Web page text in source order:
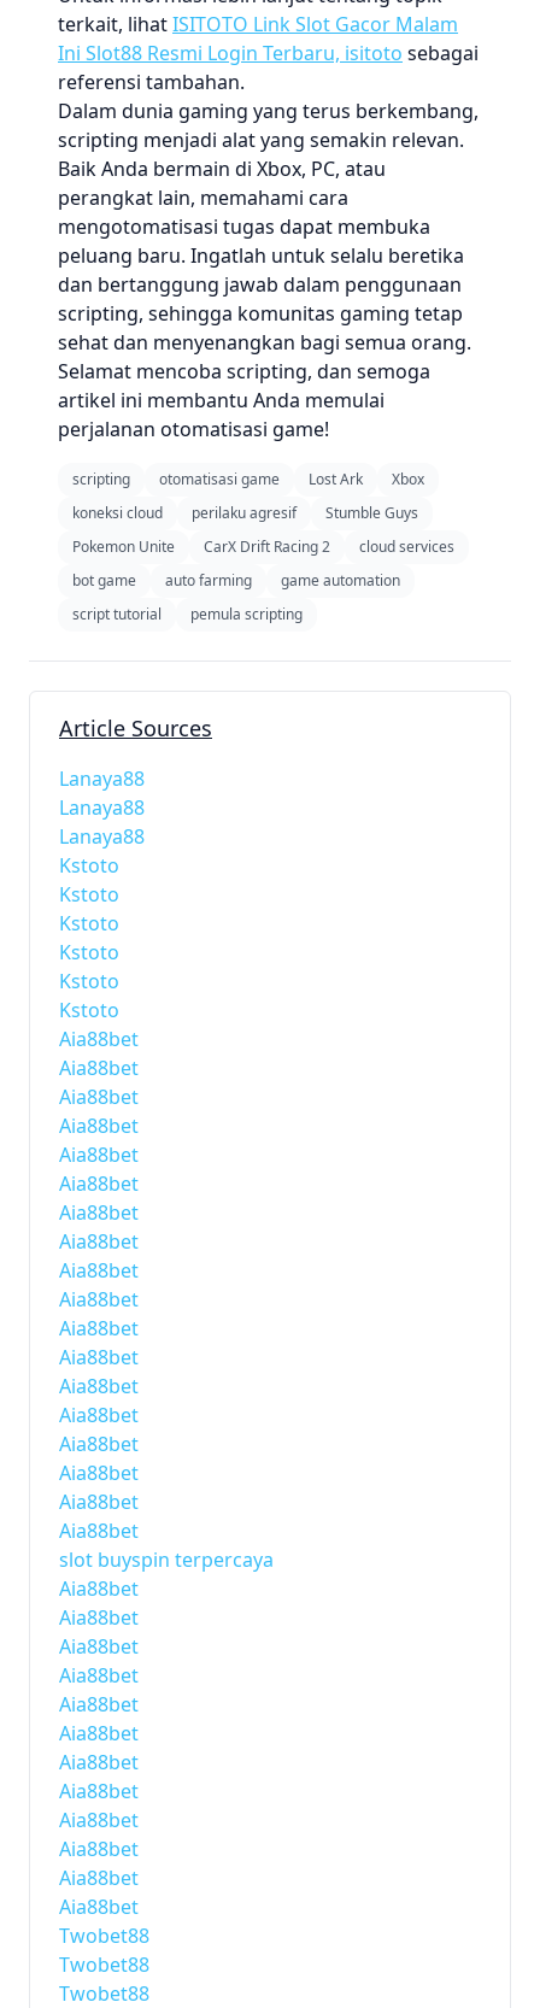
terkait, lihatISITOTO Link Slot Gacor Malam
Ini Slot88 Resmi Login Terbaru, isitoto sebagai
referensi tambahan.
Dalam dunia gaming yang terus berkembang,
scripting menjadi alat yang semakin relevan.
Baik Anda bermain di Xbox, PC, atau
perangkat lain, memahami cara
mengotomatisasi tugas dapat membuka
peluang baru. Ingatlah untuk selalu beretika
dan bertanggung jawab dalam penggunaan
scripting, sehingga komunitas gaming tetap
sehat dan menyenangkan bagi semua orang.
Selamat mencoba scripting, dan semoga
artikel ini membantu Anda memulai
perjalanan otomatisasi game!
scripting otomatisasi game Lost Ark
Xbox
koneksi cloud
perilaku agresif
Stumble Guys
Pokemon Unite
CarX Drift Racing 2
cloud services
bot game
auto farming
game automation
script tutorial
pemula scripting
Article Sources
Lanaya88
Lanaya88
Lanaya88
Kstoto
Kstoto
Kstoto
Kstoto
Kstoto
Kstoto
Aia88bet
Aia88bet
Aia88bet
Aia88bet
Aia88bet
Aia88bet
Aia88bet
Aia88bet
Aia88bet
Aia88bet
Aia88bet
Aia88bet
Aia88bet
Aia88bet
Aia88bet
Aia88bet
Aia88bet
Aia88bet
slot buyspin terpercaya
Aia88bet
Aia88bet
Aia88bet
Aia88bet
Aia88bet
Aia88bet
Aia88bet
Aia88bet
Aia88bet
Aia88bet
Aia88bet
Aia88bet
Twobet88
Twobet88
Twobet88